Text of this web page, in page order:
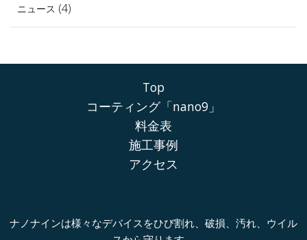
ニュース (4)
Top
コーティング「nano9」
料金表
施工事例
アクセス
ナノナインは様々なデバイスをひび割れ、破損、汚れ、ウイル